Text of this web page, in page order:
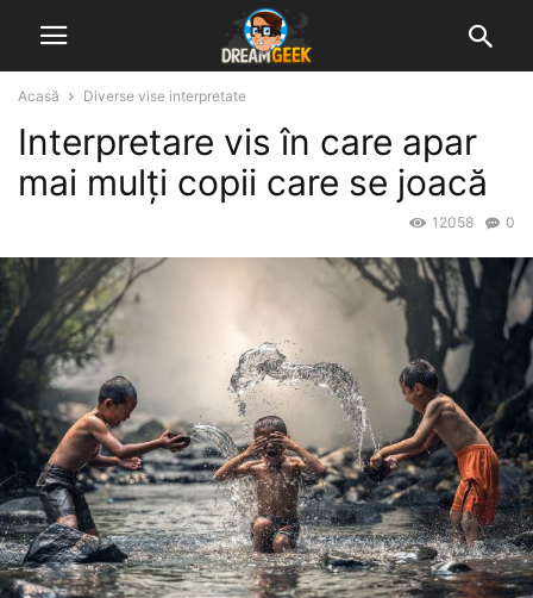
Acasă Diverse vise interpretate
Interpretare vis în care apar
mai mulți copii care se joacă
0
12058